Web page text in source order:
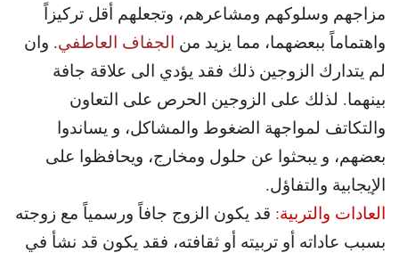
مزاجهم وسلوكهم ومشاعرهم، وتجعلهم أقل تركيزاً
واهتماماً ببعضهما، مما يزيد من الجفاف العاطفي. وان
لم يتدارك الزوجين ذلك فقد يؤدي الى علاقة جافة
بينهما. لذلك على الزوجين الحرص على التعاون
والتكاتف لمواجهة الضغوط والمشاكل، و يساندوا
بعضهم، و يبحثوا عن حلول ومخارج، ويحافظوا على
الإيجابية والتفاؤل.
العادات والتربية: قد يكون الزوج جافاً ورسمياً مع زوجته
بسبب عاداته أو تربيته أو ثقافته، فقد يكون قد نشأ في